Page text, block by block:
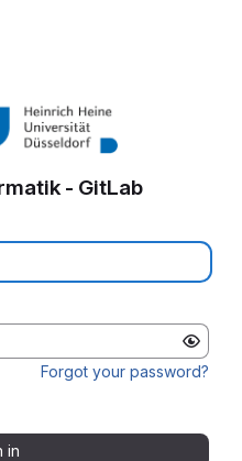
- GitLab
Forgot your password?
in